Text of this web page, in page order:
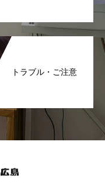
トラブル・ご注意